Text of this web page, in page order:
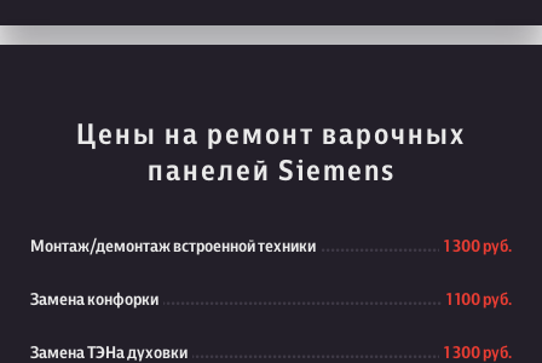
Цены на ремонт варочных
панелей Siemens
Монтаж/демонтаж встроенной техники 1 300 руб.
Замена конфорки 1 100 руб.
Замена ТЭНа духовки 1 300 руб.